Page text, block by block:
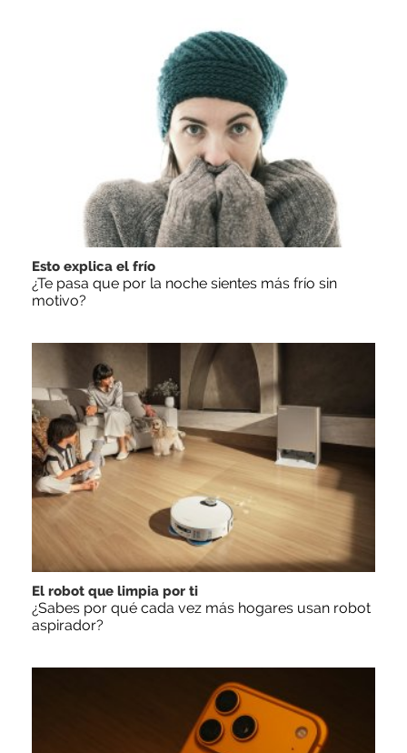
Esto explica el frío
¿Te pasa que por la noche sientes más frío sin
motivo?
El robot que limpia por ti
¿Sabes por qué cada vez más hogares usan robot
aspirador?